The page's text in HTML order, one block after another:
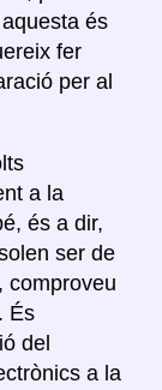
és
fer
per al
a la
és a dir,
ser de
comproveu
És
del
a la